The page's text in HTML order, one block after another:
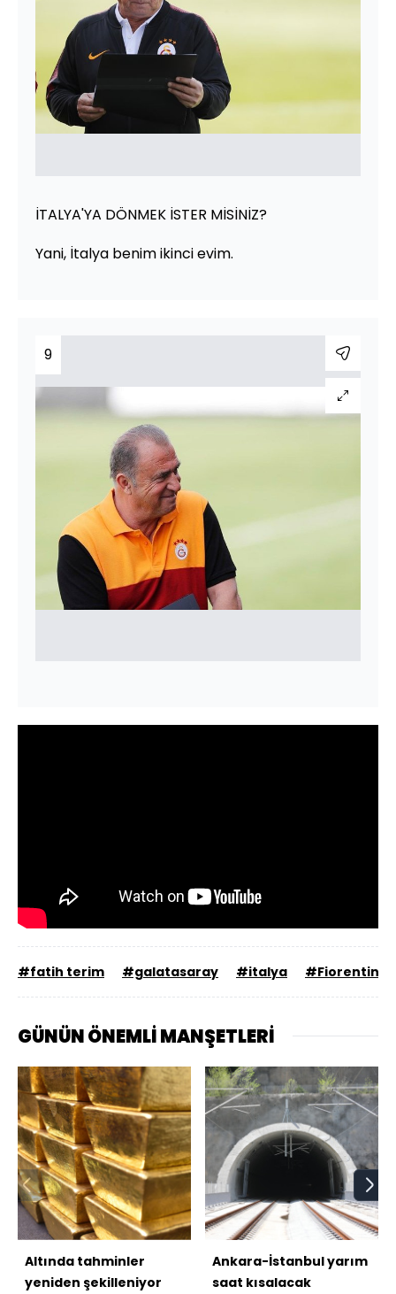
İTALYA'YA DÖNMEK İSTER MİSİNİZ?
Yani, İtalya benim ikinci evim.
9
#fatih terim #galatasaray #italya #Fiorentina
GÜNÜN ÖNEMLİ MANŞETLERİ
Altında tahminler
yeniden şekilleniyor
Ankara-İstanbul yarım
saat kısalacak